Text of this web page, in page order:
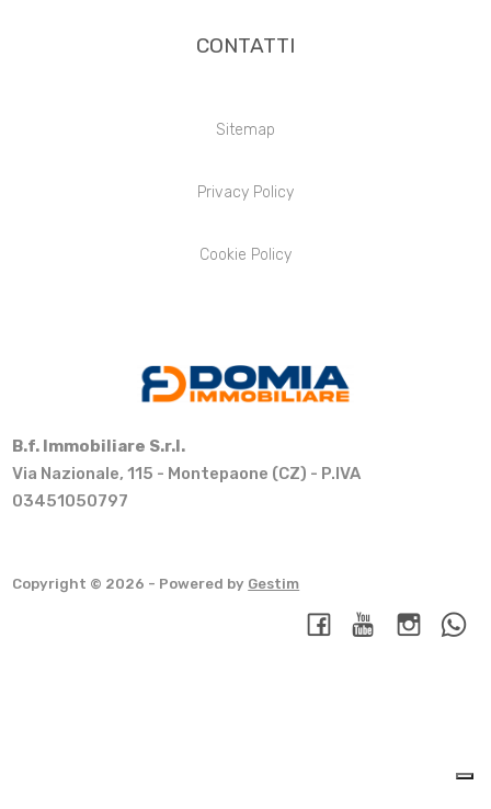
CONTATTI
Sitemap
Privacy Policy
Cookie Policy
B.f. Immobiliare S.r.l.
Via Nazionale, 115 - Montepaone (CZ) - P.IVA
03451050797
Copyright © 2026 - Powered by Gestim